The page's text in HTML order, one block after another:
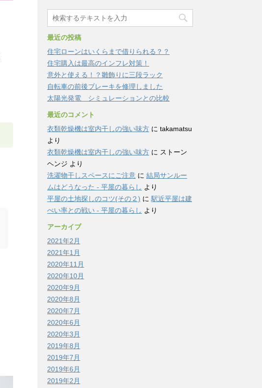
最近の投稿
住宅ローンはいくらまで借りられる？？
住宅購入は最高のインフレ対策！
意外と使える！？雛飾りに三段ラック
自転車の前後ブレーキを修理しました
太陽光発電 シミュレーションとの比較
最近のコメント
衣類乾燥機は室内干しの強い味方 に takamatsu
より
衣類乾燥機は室内干しの強い味方 に ストーン
ヘンジ より
洗濯物干しスペースにご注意 に 結局サンルー
ムはどうなった - 平屋の暮らし より
平屋の土地探しのコツ(その２) に 駅近平屋は建
ぺい率との戦い - 平屋の暮らし より
アーカイブ
2021年2月
2021年1月
2020年11月
2020年10月
2020年9月
2020年8月
2020年7月
2020年6月
2020年3月
2019年8月
2019年7月
2019年6月
2019年2月